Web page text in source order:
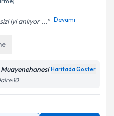
iyi anlıyor ... Devamı
Haritada Göster